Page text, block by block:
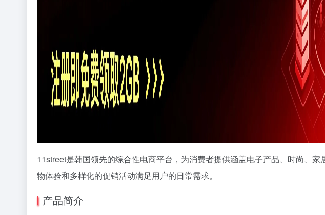
11street是韩国领先的综合性电商平台，为消费者提供涵盖电子产品、时尚、
物体验和多样化的促销活动满足用户的日常需求。
产品简介